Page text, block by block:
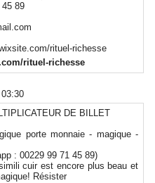
89
rituel-richesse
rituel-richesse
DE BILLET
porte monnaie - magique -
: 00229 99 71 45 89)
cuir est encore plus beau et
Résister